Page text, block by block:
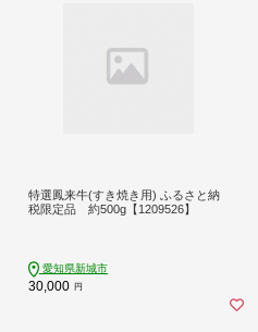
特選鳳来牛(すき焼き用) ふるさと納
税限定品 約500g【1209526】
愛知県新城市
30,000 円